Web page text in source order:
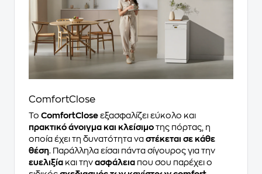
ComfortClose
Το ComfortClose εξασφαλίζει εύκολο και
πρακτικό άνοιγμα και κλείσιμο της πόρτας, η
οποία έχει τη δυνατότητα να στέκεται σε κάθε
θέση . Παράλληλα είσαι πάντα σίγουρος για την
ευελιξία και την ασφάλεια που σου παρέχει ο